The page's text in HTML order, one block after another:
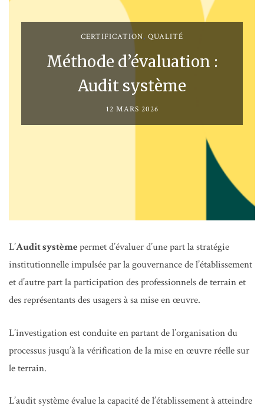
CERTIFICATION, QUALITÉ
Méthode d’évaluation :
Audit système
12 MARS 2026
L’Audit systèmepermet d’évaluer d’une part la stratégie
institutionnelle impulsée par la gouvernance de l’établissement
et d’autre part la participation des professionnels de terrain et
des représentants des usagers à sa mise en œuvre.
L’investigation est conduite en partant de l’organisation du
processus jusqu’à la vérification de la mise en œuvre réelle sur
le terrain.
L’audit système évalue la capacité de l’établissement à atteindre